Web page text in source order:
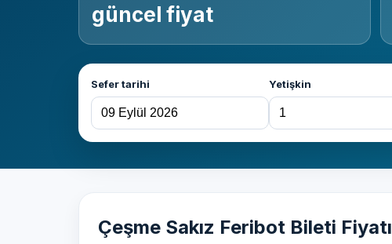
güncel fiyat
Sefer tarihi Yetişkin
Çeşme Sakız Feribot Bileti Fiyatı